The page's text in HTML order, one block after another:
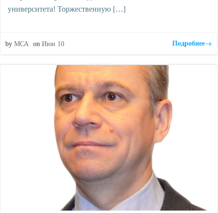
университета! Торжественную […]
by МСА on Июн 10 Подробнее